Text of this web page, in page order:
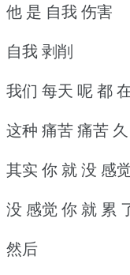
他 是 自我 伤害
自我 剥削
我们 每天 呢 都
这种 痛苦 痛苦
其实 你 就 没 感
没 感觉 你 就 累
然后